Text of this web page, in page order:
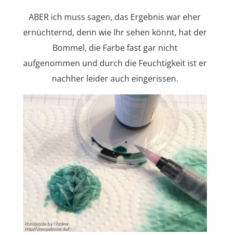
ABER ich muss sagen, das Ergebnis war eher
ernüchternd, denn wie Ihr sehen könnt, hat der
Bommel, die Farbe fast gar nicht
aufgenommen und durch die Feuchtigkeit ist er
nachher leider auch eingerissen.